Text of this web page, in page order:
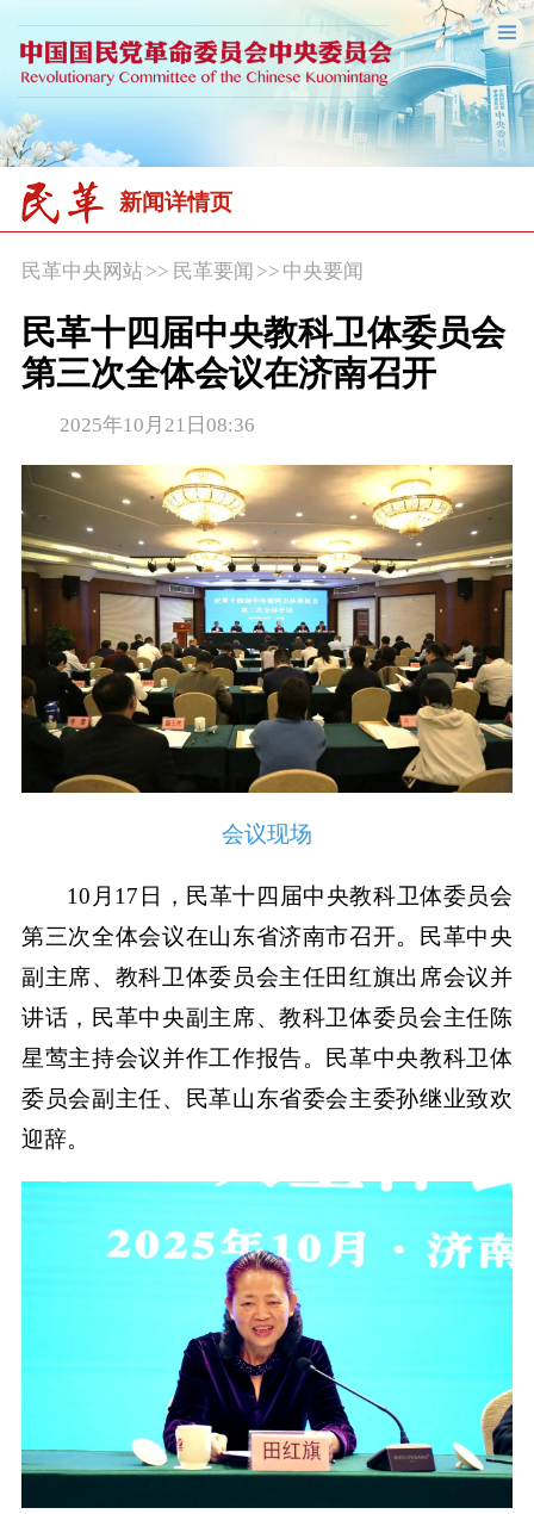
新闻详情页
民革中央网站>> 民革要闻 >> 中央要闻
民革十四届中央教科卫体委员会
第三次全体会议在济南召开
2025年10月21日08:36
会议现场
10月17日，民革十四届中央教科卫体委员会
第三次全体会议在山东省济南市召开。民革中央
副主席、教科卫体委员会主任田红旗出席会议并
讲话，民革中央副主席、教科卫体委员会主任陈
星莺主持会议并作工作报告。民革中央教科卫体
委员会副主任、民革山东省委会主委孙继业致欢
迎辞。